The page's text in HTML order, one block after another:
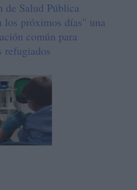
de Salud Pública
los próximos días" una
común para
refugiados